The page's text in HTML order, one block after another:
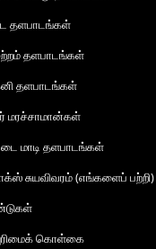
தளபாடங்கள்
தளபாடங்கள்
தளபாடங்கள்
மரச்சாமான்கள்
மாடி தளபாடங்கள்
சுயவிவரம் (எங்களைப் பற்றி)
கொள்கை